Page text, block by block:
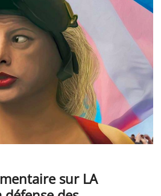
sur LA